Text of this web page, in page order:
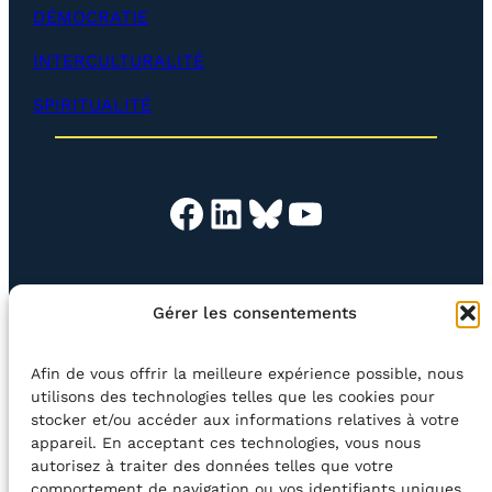
Gérer les consentements
Afin de vous offrir la meilleure expérience possible, nous
utilisons des technologies telles que les cookies pour
stocker et/ou accéder aux informations relatives à votre
appareil. En acceptant ces technologies, vous nous
autorisez à traiter des données telles que votre
l
o
p
e
r
)
DÉMOCRATIE
INTERCULTURALITÉ
SPIRITUALITÉ
Facebook LinkedIn Bluesky YouTube
EN QUESTION BOUTIQUE NEWSLETTER
CONTACT
Rechercher
©2026 Centre Avec asblBE33 5230​ 8091​ 4546